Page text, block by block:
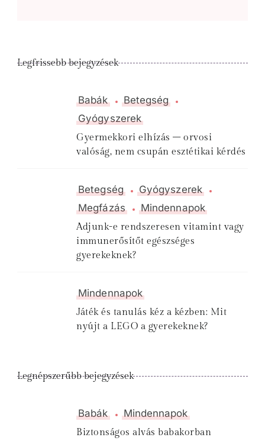
Legfrissebb bejegyzések
Babák
Betegség
Gyógyszerek
Gyermekkori elhízás – orvosi
valóság, nem csupán esztétikai kérdés
Betegség
Gyógyszerek
Megfázás
Mindennapok
Adjunk-e rendszeresen vitamint vagy
immunerősítőt egészséges
gyerekeknek?
Mindennapok
Játék és tanulás kéz a kézben: Mit
nyújt a LEGO a gyerekeknek?
Legnépszerűbb bejegyzések
Babák Mindennapok
Biztonságos alvás babakorban